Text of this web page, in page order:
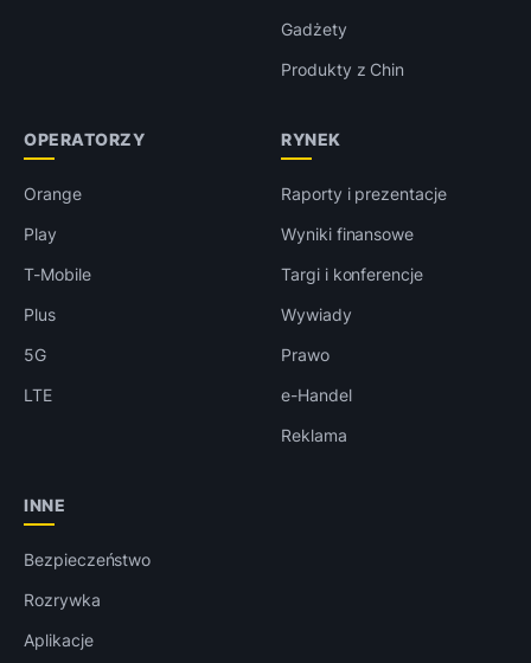
Gadżety
Produkty z Chin
OPERATORZY
Orange
Play
T-Mobile
Plus
5G
LTE
RYNEK
Raporty i prezentacje
Wyniki finansowe
Targi i konferencje
Wywiady
Prawo
e-Handel
Reklama
INNE
Bezpieczeństwo
Rozrywka
Aplikacje